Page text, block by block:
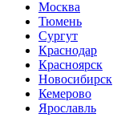
Москва
Тюмень
Сургут
Краснодар
Красноярск
Новосибирск
Кемерово
Ярославль